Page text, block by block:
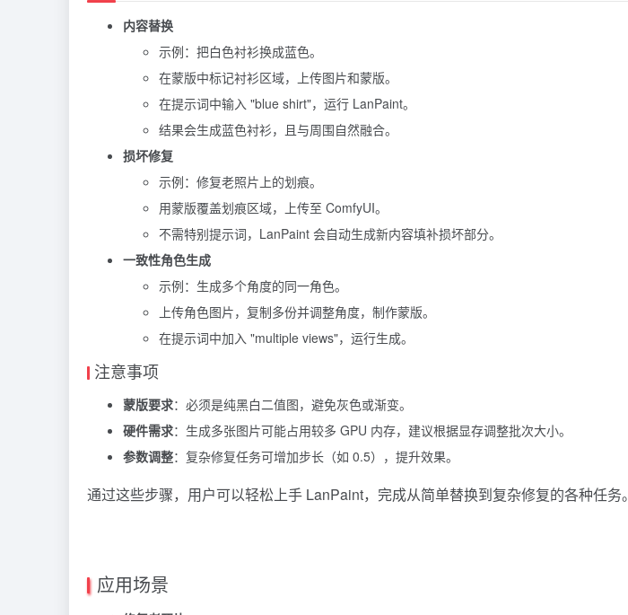
内容替换
示例：把白色衬衫换成蓝色。
在蒙版中标记衬衫区域，上传图片和蒙版。
在提示词中输入 "blue shirt"，运行 LanPaint。
结果会生成蓝色衬衫，且与周围自然融合。
损坏修复
示例：修复老照片上的划痕。
用蒙版覆盖划痕区域，上传至 ComfyUI。
不需特别提示词，LanPaint 会自动生成新内容填补损坏部分。
一致性角色生成
示例：生成多个角度的同一角色。
上传角色图片，复制多份并调整角度，制作蒙版。
在提示词中加入 "multiple views"，运行生成。
注意事项
蒙版要求：必须是纯黑白二值图，避免灰色或渐变。
硬件需求：生成多张图片可能占用较多 GPU 内存，建议根据显存调整批次大小。
参数调整：复杂修复任务可增加步长（如 0.5），提升效果。
通过这些步骤，用户可以轻松上手 LanPaint，完成从简单替换到复杂修复的各种任务。
应用场景